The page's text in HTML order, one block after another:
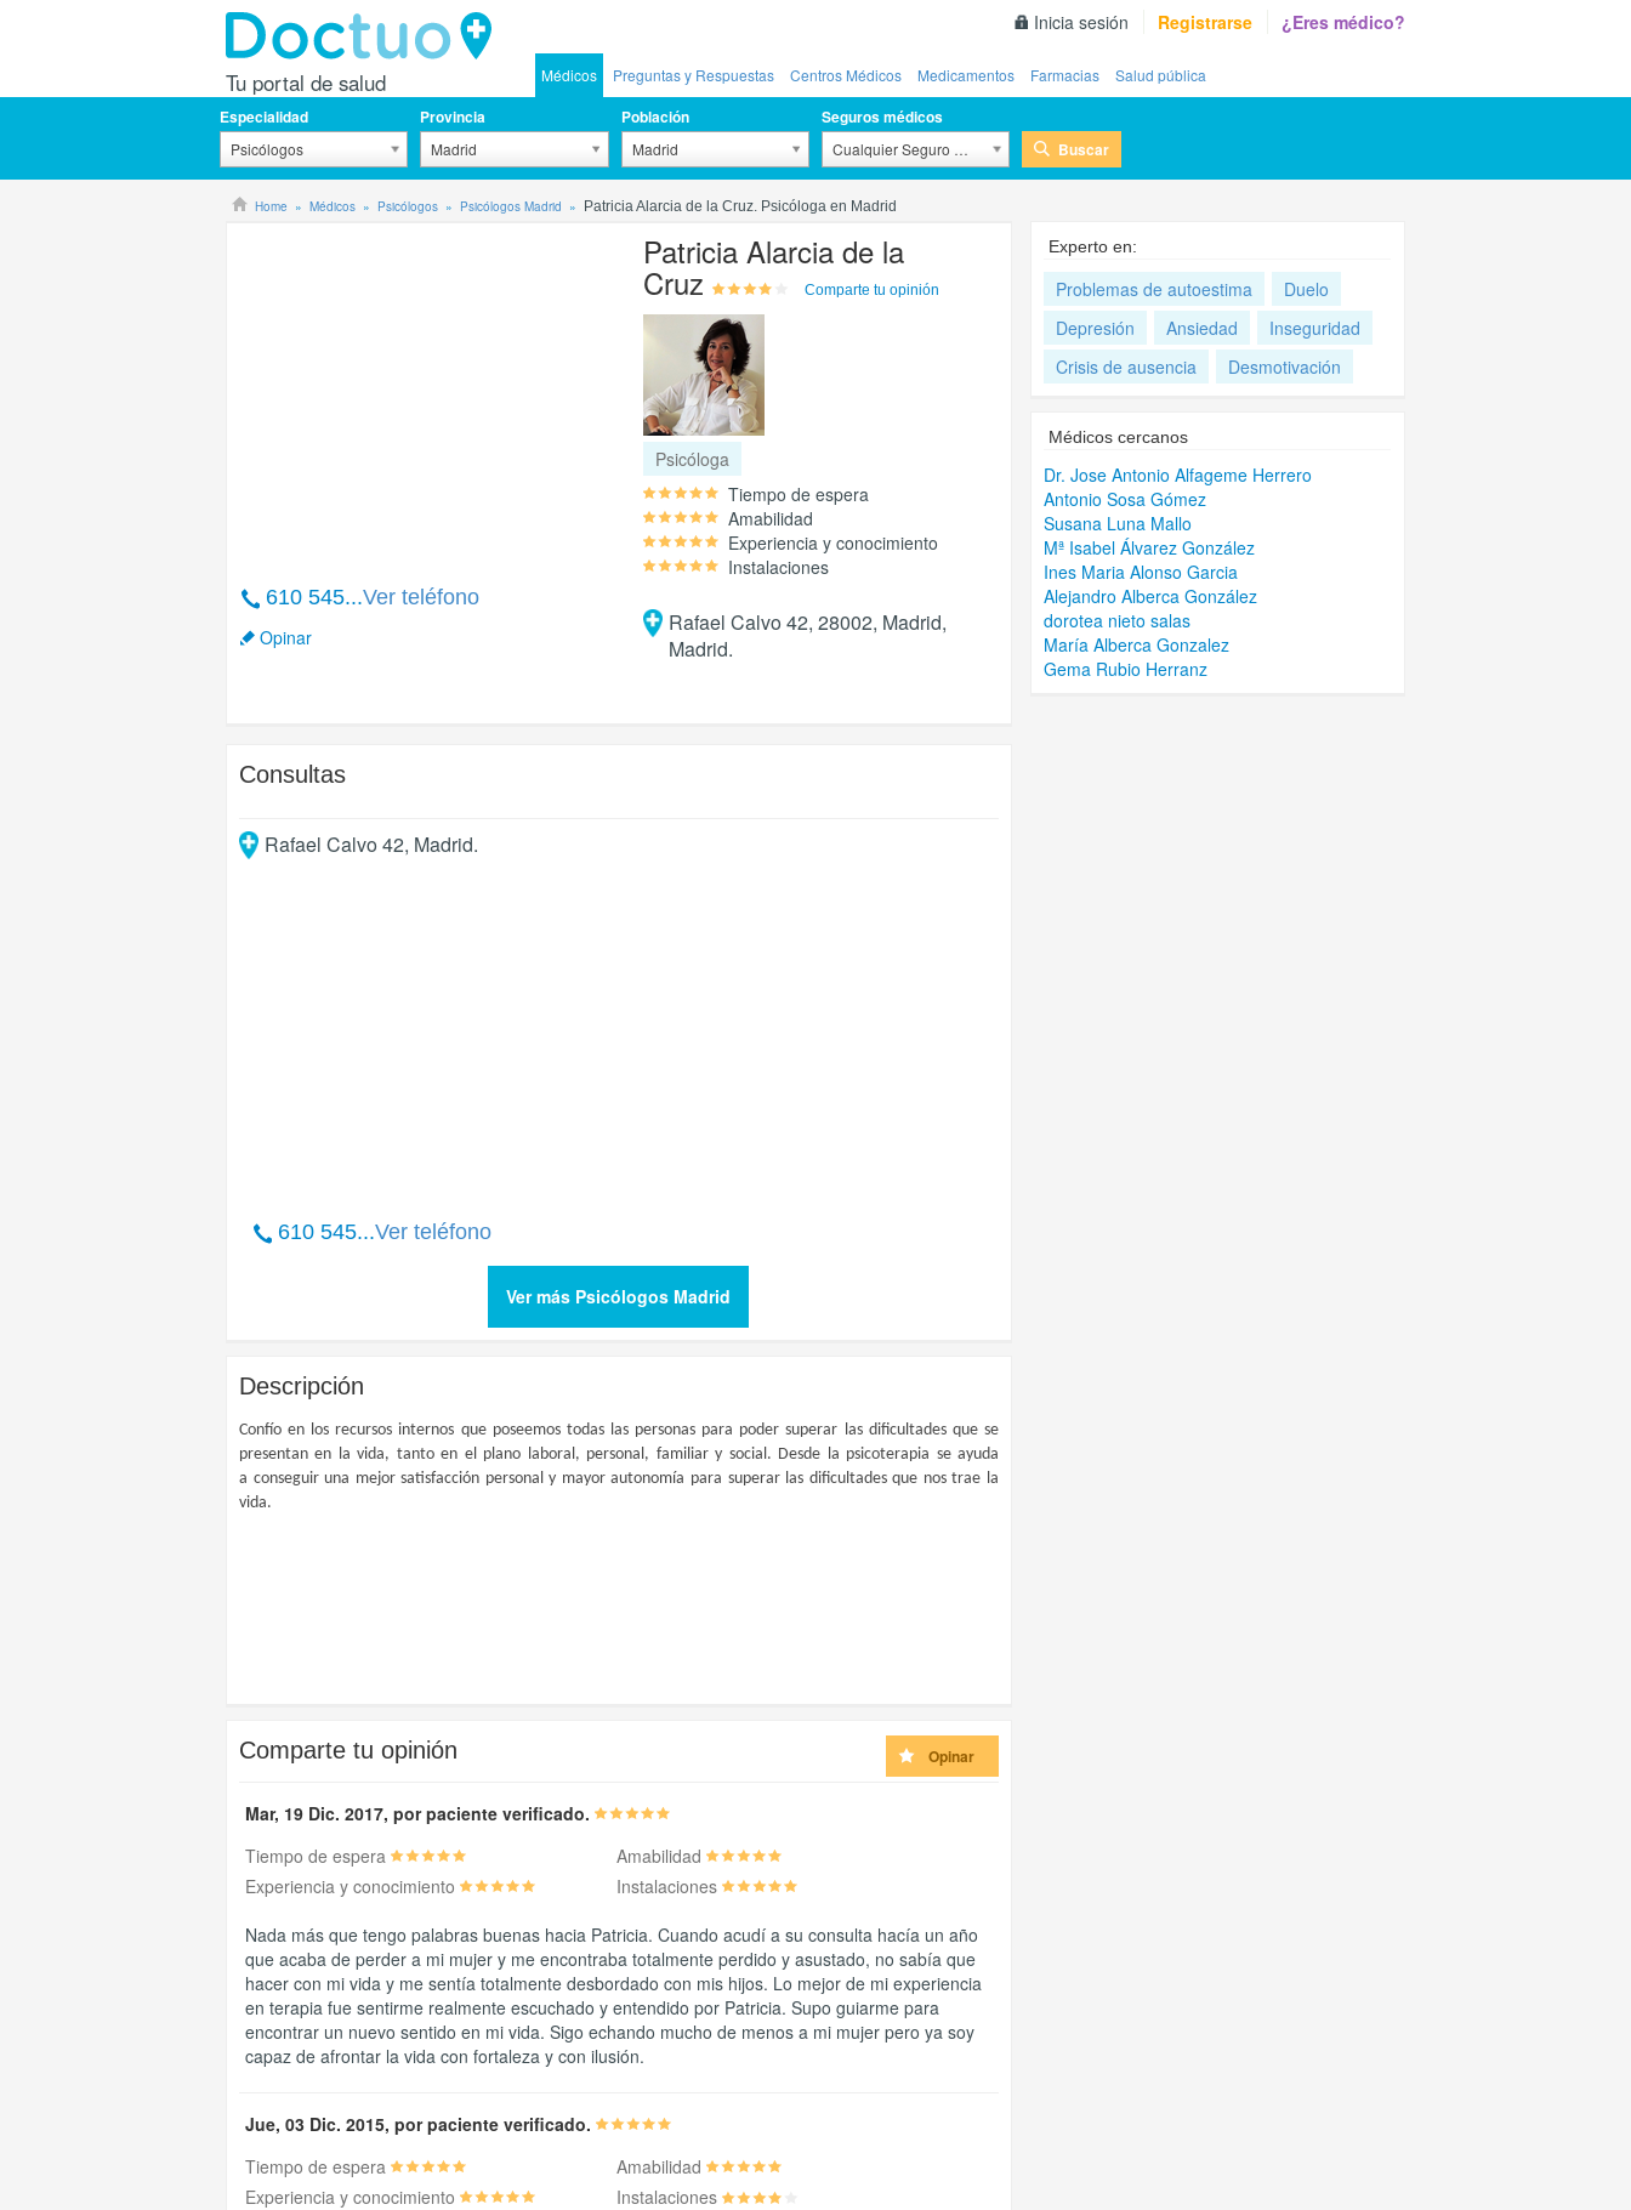
Tu portal de salud
Inicia sesión Registrarse ¿Eres médico?
Médicos Preguntas y Respuestas Centros Médicos Medicamentos Farmacias Salud pública
Especialidad
Psicólogos
Provincia
Madrid
Población
Madrid
Seguros médicos
Cualquier Seguro Médico Buscar
Home Médicos Psicólogos Psicólogos Madrid Patricia Alarcia de la Cruz. Psicóloga en Madrid
610 545...Ver teléfono
Opinar
Patricia Alarcia de la
Cruz Comparte tu opinión
Psicóloga
Tiempo de espera
Amabilidad
Experiencia y conocimiento
Instalaciones
Rafael Calvo 42, 28002, Madrid,
Madrid.
Consultas
Rafael Calvo 42, Madrid.
610 545...Ver teléfono
Ver más Psicólogos Madrid
Descripción
Confío en los recursos internos que poseemos todas las personas para poder superar las dificultades que se
presentan en la vida, tanto en el plano laboral, personal, familiar y social. Desde la psicoterapia se ayuda
a conseguir una mejor satisfacción personal y mayor autonomía para superar las dificultades que nos trae la
vida.
Comparte tu opinión Opinar
Mar, 19 Dic. 2017, por paciente verificado.
Tiempo de espera
Amabilidad
Experiencia y conocimiento
Instalaciones
Nada más que tengo palabras buenas hacia Patricia. Cuando acudí a su consulta hacía un año
que acaba de perder a mi mujer y me encontraba totalmente perdido y asustado, no sabía que
hacer con mi vida y me sentía totalmente desbordado con mis hijos. Lo mejor de mi experiencia
en terapia fue sentirme realmente escuchado y entendido por Patricia. Supo guiarme para
encontrar un nuevo sentido en mi vida. Sigo echando mucho de menos a mi mujer pero ya soy
capaz de afrontar la vida con fortaleza y con ilusión.
Jue, 03 Dic. 2015, por paciente verificado.
Tiempo de espera
Amabilidad
Experiencia y conocimiento
Instalaciones
Experto en:
Problemas de autoestima
Duelo
Depresión
Ansiedad
Inseguridad
Crisis de ausencia
Desmotivación
Médicos cercanos
Dr. Jose Antonio Alfageme Herrero
Antonio Sosa Gómez
Susana Luna Mallo
Mª Isabel Álvarez González
Ines Maria Alonso Garcia
Alejandro Alberca González
dorotea nieto salas
María Alberca Gonzalez
Gema Rubio Herranz